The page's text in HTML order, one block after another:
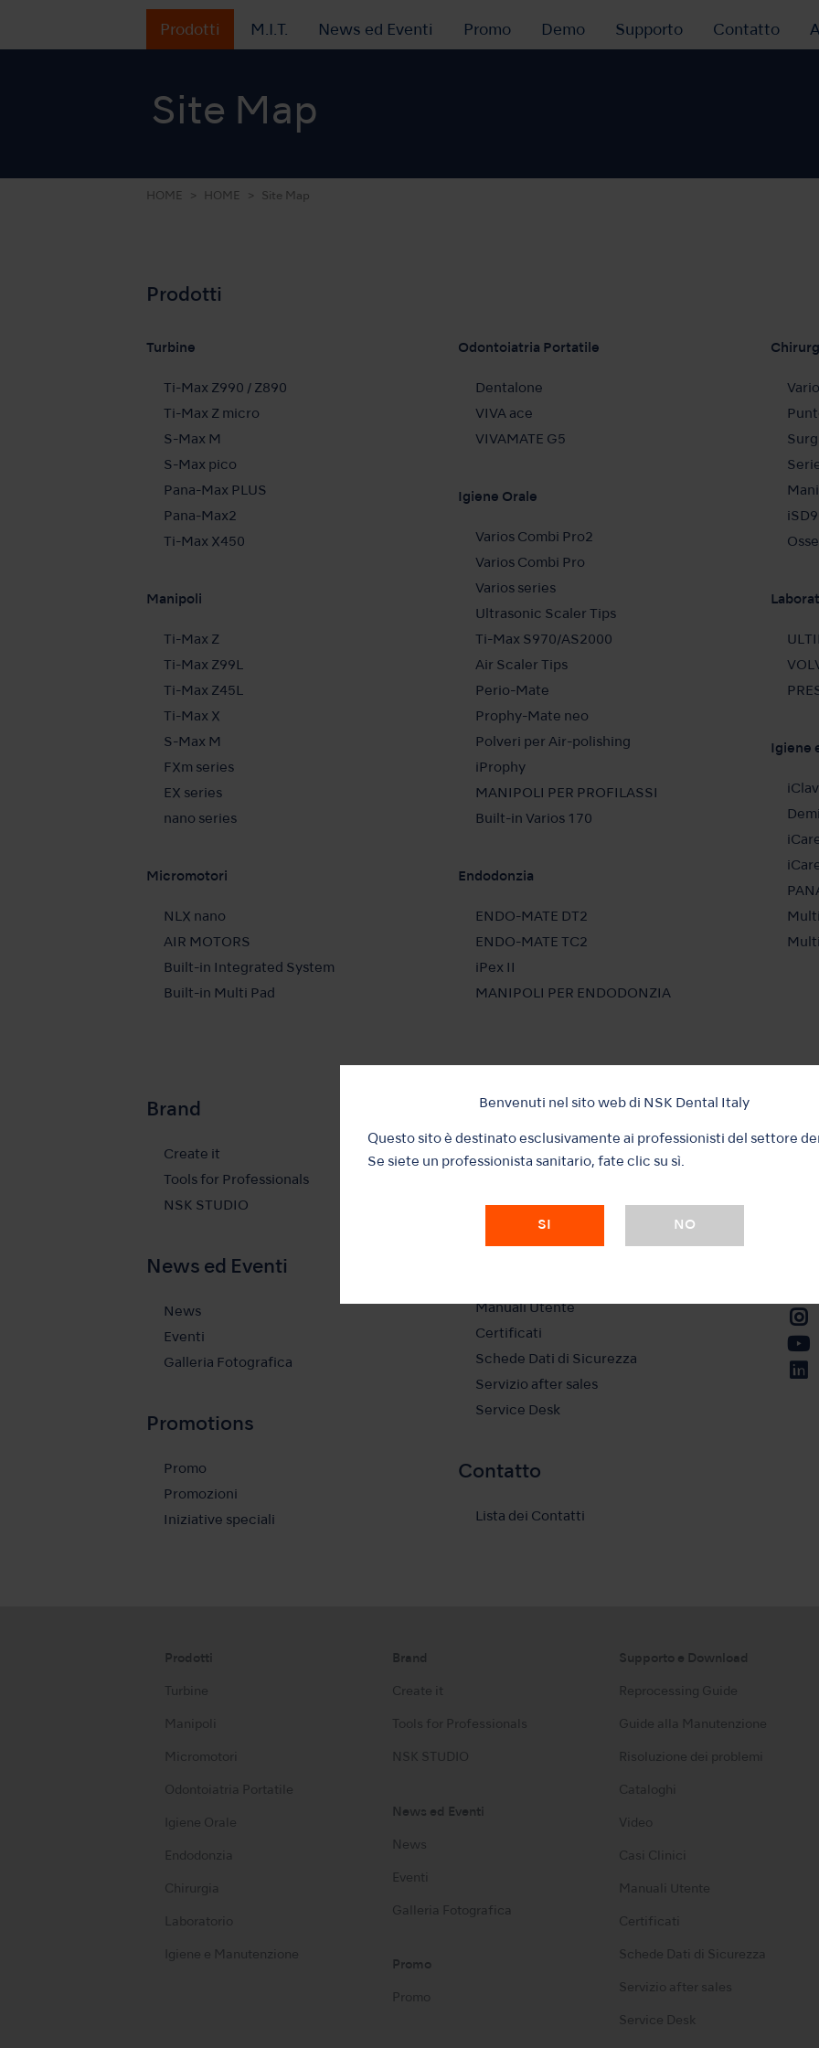
Benvenuti nel sito web di NSK Dental Italy
Questo sito è destinato esclusivamente ai professionisti del settore
Se siete un professionista sanitario, fate clic su sì.
SI NO
Prodotti M.I.T. News ed Eventi Promo Demo Supporto Contatto
Site Map
HOME HOME Site Map
Prodotti
Turbine
Ti-Max Z990 / Z890
Ti-Max Z micro
S-Max M
S-Max pico
Pana-Max PLUS
Pana-Max2
Ti-Max X450
Manipoli
Ti-Max Z
Ti-Max Z99L
Ti-Max Z45L
Ti-Max X
S-Max M
FXm series
EX series
nano series
Micromotori
NLX nano
AIR MOTORS
Built-in Integrated System
Built-in Multi Pad
Odontoiatria Portatile
Dentalone
VIVA ace
VIVAMATE G5
Igiene Orale
Varios Combi Pro2
Varios Combi Pro
Varios series
Ultrasonic Scaler Tips
Ti-Max S970/AS2000
Air Scaler Tips
Perio-Mate
Prophy-Mate neo
Polveri per Air-polishing
iProphy
MANIPOLI PER PROFILASSI
Built-in Varios 170
Endodonzia
ENDO-MATE DT2
ENDO-MATE TC2
iPex II
MANIPOLI PER ENDODONZIA
Igiene
Brand
Create it
Tools for Professionals
NSK STUDIO
News ed Eventi
News
Eventi
Galleria Fotografica
Promotions
Promo
Promozioni
Iniziative speciali
Supporto e Download
Reprocessing Guide
Risoluzione dei problemi
Manuali Utente
Certificati
Schede Dati di Sicurezza
Servizio after sales
Service Desk
Contatto
Lista dei Contatti
Prodotti
Turbine
Manipoli
Micromotori
Odontoiatria Portatile
Igiene Orale
Endodonzia
Chirurgia
Laboratorio
Igiene e Manutenzione
Brand
Create it
Tools for Professionals
NSK STUDIO
News ed Eventi
News
Eventi
Galleria Fotografica
Promo
Promo
Supporto e Download
Reprocessing Guide
Guide alla Manutenzione
Risoluzione dei problemi
Cataloghi
Video
Casi Clinici
Manuali Utente
Certificati
Schede Dati di Sicurezza
Servizio after sales
Service Desk